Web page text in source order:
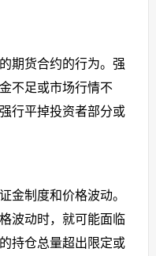
期货合约的行为。强
不足或市场行情不
行平掉投资者部分或
金制度和价格波动。
波动时，就可能面临
持仓总量超出限定或